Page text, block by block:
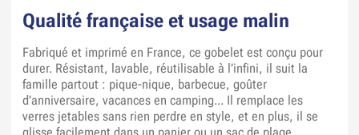
Qualité française et usage malin
Fabriqué et imprimé en France, ce gobelet est conçu pour
durer. Résistant, lavable, réutilisable à l’infini, il suit la
famille partout : pique-nique, barbecue, goûter
d'anniversaire, vacances en camping... Il remplace les
verres jetables sans rien perdre en style, et en plus, il se